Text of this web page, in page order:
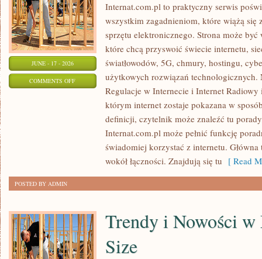
JUNE - 17 - 2026
COMMENTS OFFON
PRZECHOWYWANIE
Internat.com.pl to praktyczny serwis
wszystkim zagadnieniom, które wiążą się
sprzętu elektronicznego. Strona może
które chcą przyswoić świecie internetu,
światłowodów, 5G, chmury, hostingu,
użytkowych rozwiązań technologicznych.
Regulacje w Internecie i Internet
którym internet zostaje pokazana w
definicji, czytelnik może znaleźć tu
Internat.com.pl może pełnić funkcję
świadomiej korzystać z internetu.
wokół łączności. Znajdują się tu [ Read
POSTED BY ADMIN
Trendy i Nowości w
Size